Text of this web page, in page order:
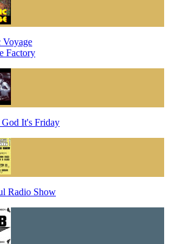
Factory
It's Friday
Radio Show